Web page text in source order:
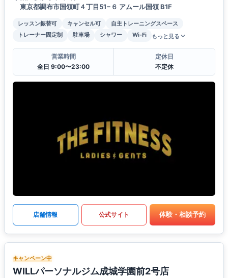
東京都調布市国領町４丁目51−６ アムール国領 B1F
レッスン振替可 キャンセル可
自主トレーニングスペース
トレーナー固定制
駐車場 シャワー Wi-Fi もっと見る
営業時間
全日 9:00〜23:00
定休日
不定休
店舗情報 公式サイト 体験・相談予約
キャンペーン中
WILLパーソナルジム成城学園前2号店